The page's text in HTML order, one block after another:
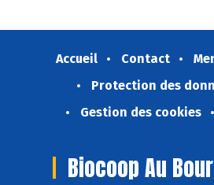
Accueil Contact
Protection des
Gestion des cookies
Biocoop Au